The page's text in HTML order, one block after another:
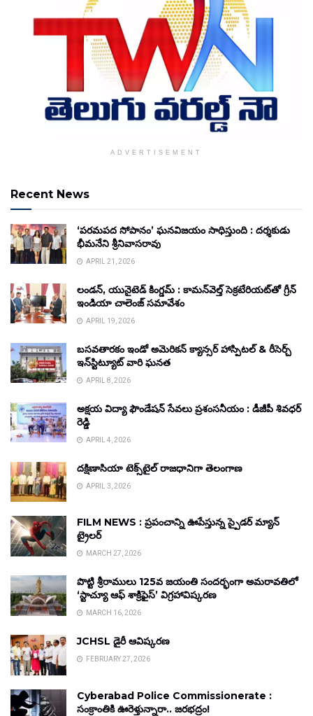
ADVERTISEMENT
Recent News
‘పరమపద సోపానం’ ఘనవిజయం సాధిస్తుంది : దర్శకుడు
భీమనేని శ్రీనివాసరావు
APRIL 21, 2026
లండన్, యునైటెడ్ కింగ్డమ్ : కామన్‌వెల్త్ సెక్రటేరియట్‌తో గ్రీన్
ఇండియా చాలెంజ్ సమావేశం
APRIL 19, 2026
బసవతారకం ఇండో అమెరికన్ క్యాన్సర్ హాస్పిటల్ & రీసెర్చ్
ఇన్‌స్టిట్యూట్ వారి ఘనత
APRIL 8, 2026
అక్షయ విద్యా ఫౌండేషన్ సేవలు ప్రశంసనీయం : డీజీపీ శివధర్
రెడ్డి
APRIL 4, 2026
దక్షిణాసియా టెక్స్‌టైల్ రాజధానిగా తెలంగాణ
APRIL 3, 2026
FILM NEWS : ప్రపంచాన్ని ఊపేస్తున్న స్పైడర్ మ్యాన్
ట్రైలర్
MARCH 27, 2026
పొట్టి శ్రీరాములు 125వ జయంతి సందర్భంగా అమరావతిలో
‘స్టాచ్యూ ఆఫ్ శాక్రిఫైస్’ విగ్రహావిష్కరణ
MARCH 16, 2026
JCHSL డైరీ ఆవిష్కరణ
FEBRUARY 27, 2026
Cyberabad Police Commissionerate :
సంక్రాంతికి ఊరెళ్తున్నారా.. జరభద్రం!